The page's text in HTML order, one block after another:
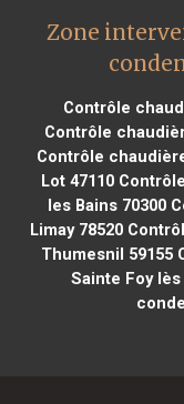
Zone
Contrôle
Contrôle
Contrôle
Lot 47110
les Bains 70300
Limay 78520
Thumesnil 59155
Sainte Foy lès